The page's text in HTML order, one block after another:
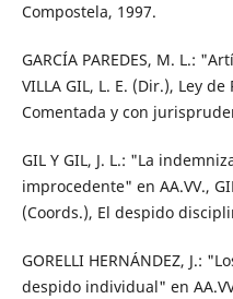
Compostela, 1997.
GARCÍA PAREDES, M. L.:
VILLA GIL, L. E. (Dir.), Ley
Comentada y con
GIL Y GIL, J. L.: "La
improcedente" en AA.VV.,
(Coords.), El despido
GORELLI HERNÁNDEZ, J.:
despido individual" en